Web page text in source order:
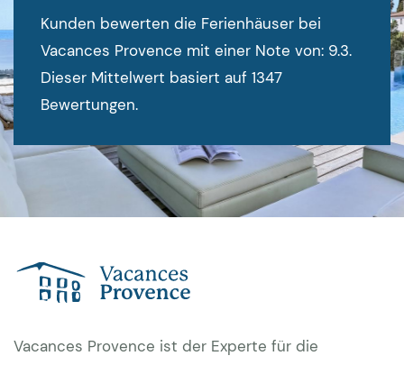
Kunden bewerten die Ferienhäuser bei
Vacances Provence mit einer Note von: 9.3.
Dieser Mittelwert basiert auf 1347
Bewertungen.
Vacances Provence ist der Experte für die